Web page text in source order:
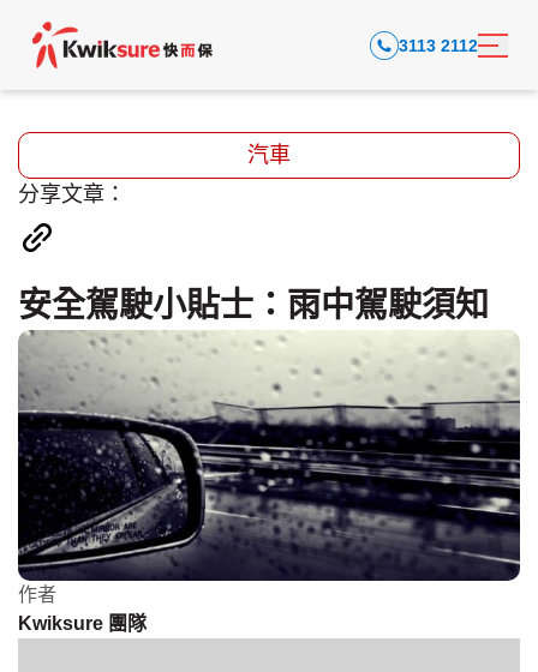
3113 2112
汽車
分享文章：
安全駕駛小貼士：雨中駕駛須知
作者
Kwiksure 團隊